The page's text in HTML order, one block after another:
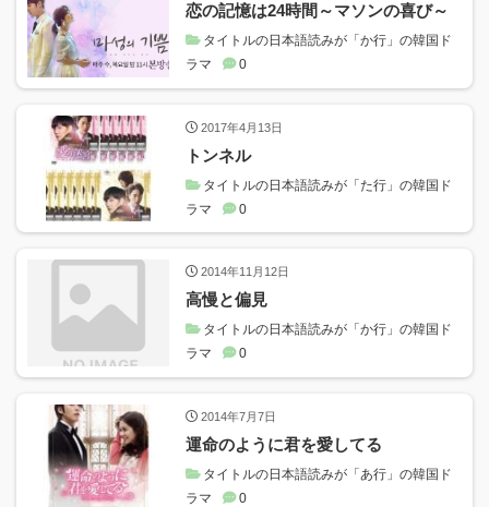
恋の記憶は24時間～マソンの喜び～
タイトルの日本語読みが「か行」の韓国ド
ラマ
0
2017年4月13日
トンネル
タイトルの日本語読みが「た行」の韓国ド
ラマ
0
2014年11月12日
高慢と偏見
タイトルの日本語読みが「か行」の韓国ド
ラマ
0
2014年7月7日
運命のように君を愛してる
タイトルの日本語読みが「あ行」の韓国ド
ラマ
0